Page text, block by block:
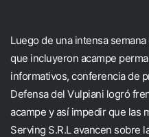
Luego de una intensa
que incluyeron acampe
informativos, conferencia de
Defensa del Vulpiani logró
acampe y así impedir que las
Serving S.R.L avancen sobre